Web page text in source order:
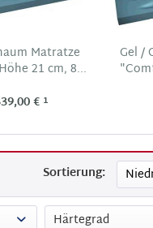
Matratze
21 cm, 8...
€ 1
Gel /
Sortierung:
Härtegrad